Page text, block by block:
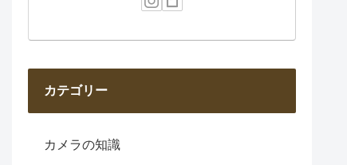
カテゴリー
カメラの知識